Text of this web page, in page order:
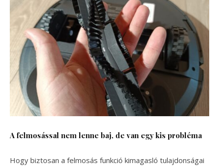
A felmosással nem lenne baj, de van egy kis probléma
Hogy biztosan a felmosás funkció kimagasló tulajdonságai